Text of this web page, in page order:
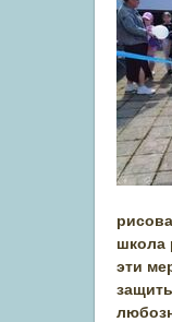
школа
эти